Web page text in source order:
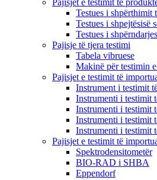
Pajisjet e testimit të
Testues i shpërthimit
Testues i shpejtësisë
Testues i
Pajisje të tjera testimi
Tabela vibruese
Makinë për testimin
Pajisjet e testimit të
Instrument i testimit
Instrumenti i testimit
Instrumenti i testimit
Instrumenti i testimit
Instrumenti i testimit
Pajisjet e testimit të
Spektrodensitometër
BIO-RAD i SHBA
Eppendorf